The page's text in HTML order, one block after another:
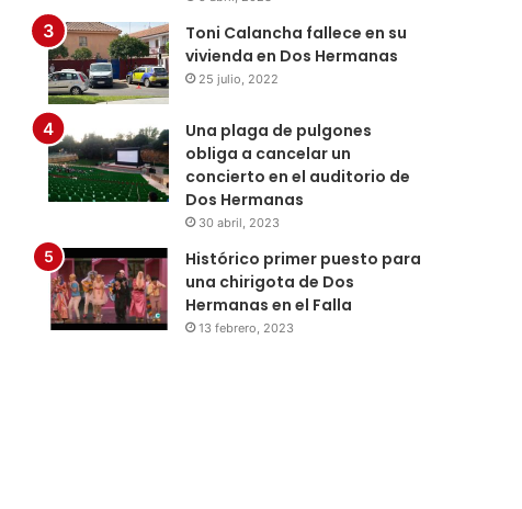
Toni Calancha fallece en su
vivienda en Dos Hermanas
25 julio, 2022
Una plaga de pulgones
obliga a cancelar un
concierto en el auditorio de
Dos Hermanas
30 abril, 2023
Histórico primer puesto para
una chirigota de Dos
Hermanas en el Falla
13 febrero, 2023